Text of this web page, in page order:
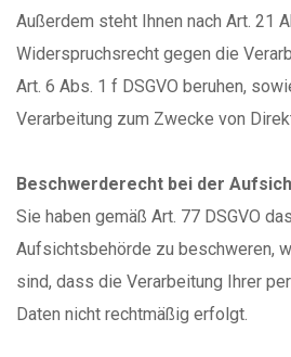
Außerdem steht Ihnen nach Art. 21
Widerspruchsrecht gegen die
Art. 6 Abs. 1 f DSGVO beruhen,
Verarbeitung zum Zwecke von
Beschwerderecht bei der
Sie haben gemäß Art. 77 DSGVO
Aufsichtsbehörde zu beschweren,
sind, dass die Verarbeitung Ihrer
Daten nicht rechtmäßig erfolgt.